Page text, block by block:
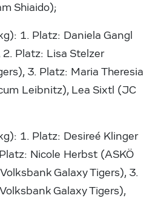
Shiaido);
1. Platz: Daniela Gangl
Platz: Lisa Stelzer
3. Platz: Maria Theresia
Leibnitz), Lea Sixtl (JC
1. Platz: Desireé Klinger
Nicole Herbst (ASKÖ
Galaxy Tigers), 3.
Galaxy Tigers),